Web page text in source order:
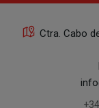
Ctra. Cabo